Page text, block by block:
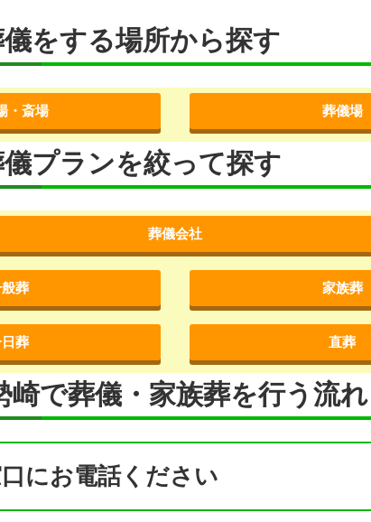
をする場所から探す
・斎場 葬儀場
プランを絞って探す
葬儀会社
葬 家族葬
葬 直葬
崎で葬儀・家族葬を行う流れ
にお電話ください